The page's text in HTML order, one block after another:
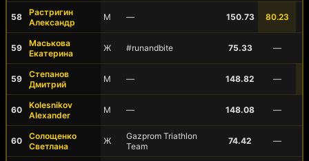
58
Растригин
Александр
М — 150.73 80.23
59
Маськова
Екатерина
Ж #runandbite 75.33 —
59
Степанов
Дмитрий
М — 148.82 —
60
Kolesnikov
Alexander
М — 148.08 —
60
Солощенко
Светлана
Ж
Gazprom Triathlon
Team
74.42 —